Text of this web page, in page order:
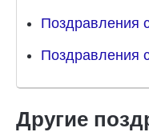
Поздравления
Поздравления
Другие